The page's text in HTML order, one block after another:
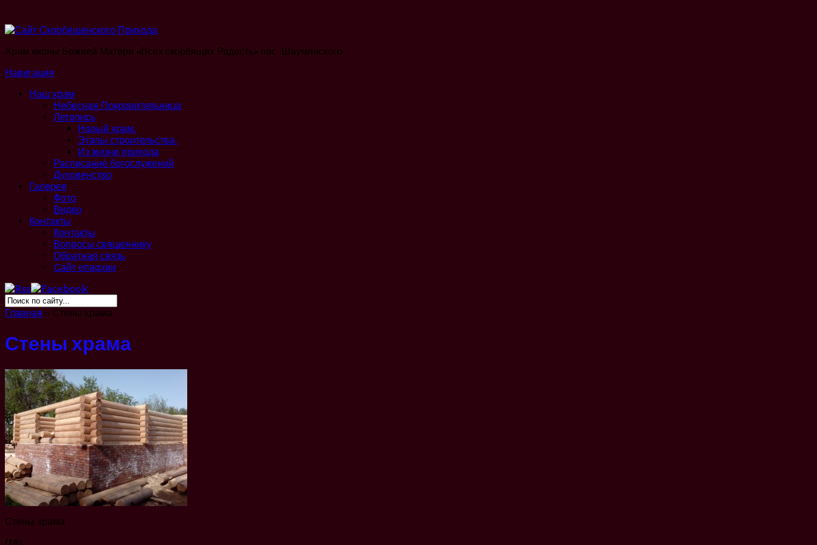
Храм иконы Божией Матери «Всех скорбящих Радость» пос. Шаумянского
Навигация
Наш храм
Небесная Покровительница
Летопись
Новый храм.
Этапы строительства.
Из жизни прихода
Расписание богослужений
Духовенство
Галерея
Фото
Видео
Контакты
Контакты
Вопросы священнику
Обратная связь
Cайт епархии
Главная » Стены храма
Стены храма
Стены храма